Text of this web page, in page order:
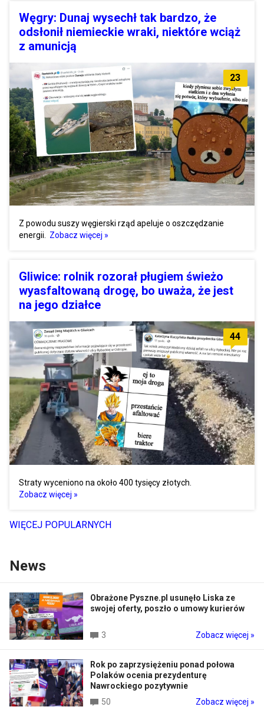
Węgry: Dunaj wysechł tak bardzo, że
odsłonił niemieckie wraki, niektóre wciąż
z amunicją
23
Z powodu suszy węgierski rząd apeluje o oszczędzanie
energii. Zobacz więcej »
Gliwice: rolnik rozorał pługiem świeżo
wyasfaltowaną drogę, bo uważa, że jest
na jego działce
44
Straty wyceniono na około 400 tysięcy złotych.
Zobacz więcej »
WIĘCEJ POPULARNYCH
News
Obrażone Pyszne.pl usunęło Liska ze
swojej oferty, poszło o umowy kurierów
3 Zobacz więcej »
Rok po zaprzysiężeniu ponad połowa
Polaków ocenia prezydenturę
Nawrockiego pozytywnie
50
Zobacz więcej »